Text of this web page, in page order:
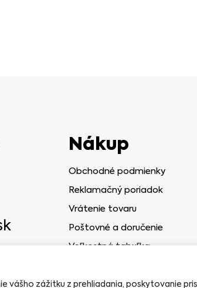
vášho zážitku z prehliadania, poskytovanie
Nákup
Obchodné podmienky
Reklamačný poriadok
Vrátenie tovaru
Poštovné a doručenie
Veľkostná tabuľka